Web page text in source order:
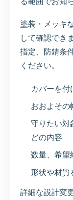
塗装・メッキ
して確認でき
指定、防錆条
ください。
カバーを付
おおよその
守りたい対
どの内容
数量、希望
形状や材質
詳細な設計変